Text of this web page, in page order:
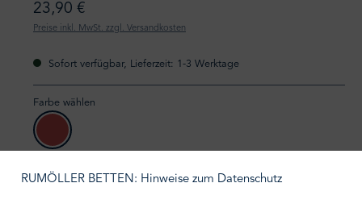
23,90 €
Preise inkl. MwSt. zzgl. Versandkosten
Sofort verfügbar, Lieferzeit: 1-3 Werktage
Farbe wählen
cerise
Größe wählenauswählen
RUMÖLLER BETTEN: Hinweise zum Datenschutz